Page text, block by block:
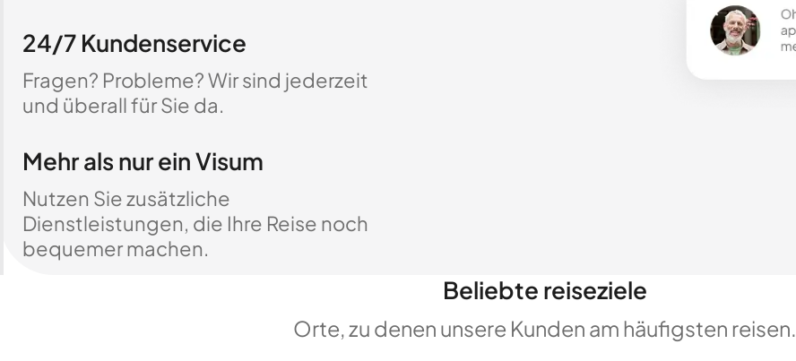
24/7 Kundenservice
Fragen? Probleme? Wir sind jederzeit
und überall für Sie da.
Mehr als nur ein Visum
Nutzen Sie zusätzliche
Dienstleistungen, die Ihre Reise noch
bequemer machen.
Beliebte reiseziele
Orte, zu denen unsere Kunden am häufigsten reisen.